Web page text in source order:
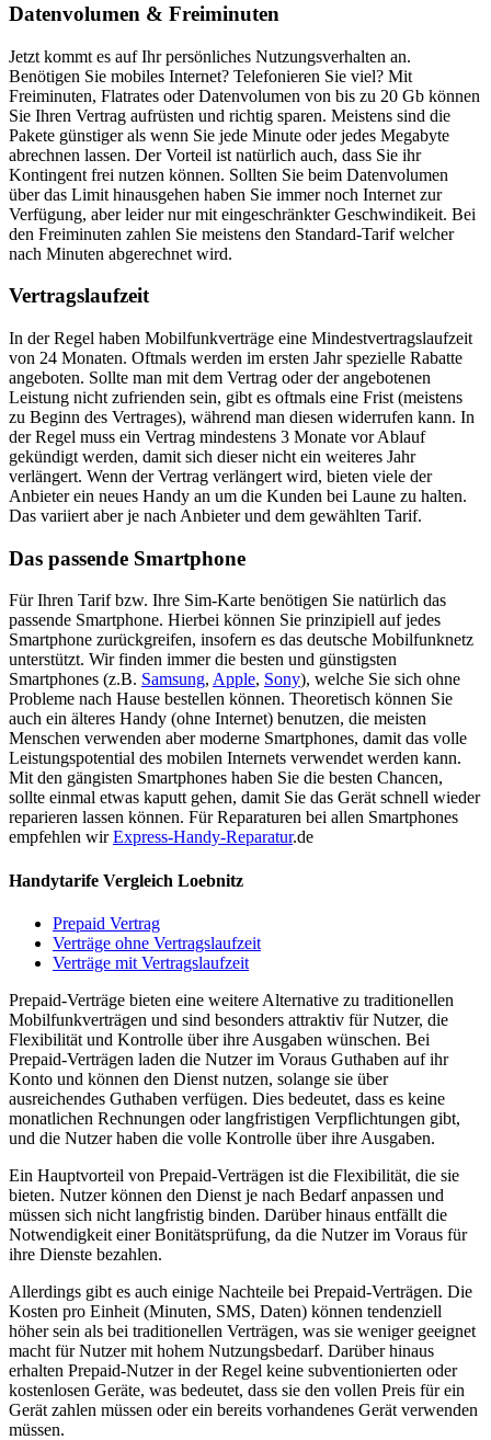
Datenvolumen & Freiminuten
Jetzt kommt es auf Ihr persönliches Nutzungsverhalten an.
Benötigen Sie mobiles Internet? Telefonieren Sie viel? Mit
Freiminuten, Flatrates oder Datenvolumen von bis zu 20 Gb können
Sie Ihren Vertrag aufrüsten und richtig sparen. Meistens sind die
Pakete günstiger als wenn Sie jede Minute oder jedes Megabyte
abrechnen lassen. Der Vorteil ist natürlich auch, dass Sie ihr
Kontingent frei nutzen können. Sollten Sie beim Datenvolumen
über das Limit hinausgehen haben Sie immer noch Internet zur
Verfügung, aber leider nur mit eingeschränkter Geschwindikeit. Bei
den Freiminuten zahlen Sie meistens den Standard-Tarif welcher
nach Minuten abgerechnet wird.
Vertragslaufzeit
In der Regel haben Mobilfunkverträge eine Mindestvertragslaufzeit
von 24 Monaten. Oftmals werden im ersten Jahr spezielle Rabatte
angeboten. Sollte man mit dem Vertrag oder der angebotenen
Leistung nicht zufrienden sein, gibt es oftmals eine Frist (meistens
zu Beginn des Vertrages), während man diesen widerrufen kann. In
der Regel muss ein Vertrag mindestens 3 Monate vor Ablauf
gekündigt werden, damit sich dieser nicht ein weiteres Jahr
verlängert. Wenn der Vertrag verlängert wird, bieten viele der
Anbieter ein neues Handy an um die Kunden bei Laune zu halten.
Das variiert aber je nach Anbieter und dem gewählten Tarif.
Das passende Smartphone
Für Ihren Tarif bzw. Ihre Sim-Karte benötigen Sie natürlich das
passende Smartphone. Hierbei können Sie prinzipiell auf jedes
Smartphone zurückgreifen, insofern es das deutsche Mobilfunknetz
unterstützt. Wir finden immer die besten und günstigsten
Smartphones (z.B. Samsung, Apple, Sony), welche Sie sich ohne
Probleme nach Hause bestellen können. Theoretisch können Sie
auch ein älteres Handy (ohne Internet) benutzen, die meisten
Menschen verwenden aber moderne Smartphones, damit das volle
Leistungspotential des mobilen Internets verwendet werden kann.
Mit den gängisten Smartphones haben Sie die besten Chancen,
sollte einmal etwas kaputt gehen, damit Sie das Gerät schnell wieder
reparieren lassen können. Für Reparaturen bei allen Smartphones
empfehlen wirExpress-Handy-Reparatur.de
Handytarife Vergleich Loebnitz
Prepaid Vertrag
Verträge ohne Vertragslaufzeit
Verträge mit Vertragslaufzeit
Prepaid-Verträge bieten eine weitere Alternative zu traditionellen
Mobilfunkverträgen und sind besonders attraktiv für Nutzer, die
Flexibilität und Kontrolle über ihre Ausgaben wünschen. Bei
Prepaid-Verträgen laden die Nutzer im Voraus Guthaben auf ihr
Konto und können den Dienst nutzen, solange sie über
ausreichendes Guthaben verfügen. Dies bedeutet, dass es keine
monatlichen Rechnungen oder langfristigen Verpflichtungen gibt,
und die Nutzer haben die volle Kontrolle über ihre Ausgaben.
Ein Hauptvorteil von Prepaid-Verträgen ist die Flexibilität, die sie
bieten. Nutzer können den Dienst je nach Bedarf anpassen und
müssen sich nicht langfristig binden. Darüber hinaus entfällt die
Notwendigkeit einer Bonitätsprüfung, da die Nutzer im Voraus für
ihre Dienste bezahlen.
Allerdings gibt es auch einige Nachteile bei Prepaid-Verträgen. Die
Kosten pro Einheit (Minuten, SMS, Daten) können tendenziell
höher sein als bei traditionellen Verträgen, was sie weniger geeignet
macht für Nutzer mit hohem Nutzungsbedarf. Darüber hinaus
erhalten Prepaid-Nutzer in der Regel keine subventionierten oder
kostenlosen Geräte, was bedeutet, dass sie den vollen Preis für ein
Gerät zahlen müssen oder ein bereits vorhandenes Gerät verwenden
müssen.